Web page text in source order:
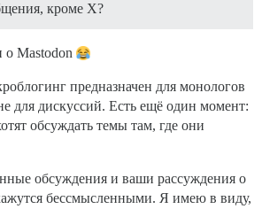
кроме X?
Mastodon
предназначен для монологов
для дискуссий. Есть ещё один момент:
обсуждать темы там, где они
обсуждения и ваши рассуждения о
бессмысленными. Я имею в виду,